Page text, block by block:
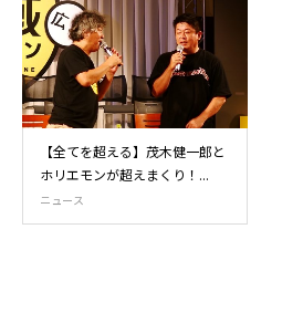
【全てを超える】茂木健一郎と
ホリエモンが超えまくり！...
ニュース